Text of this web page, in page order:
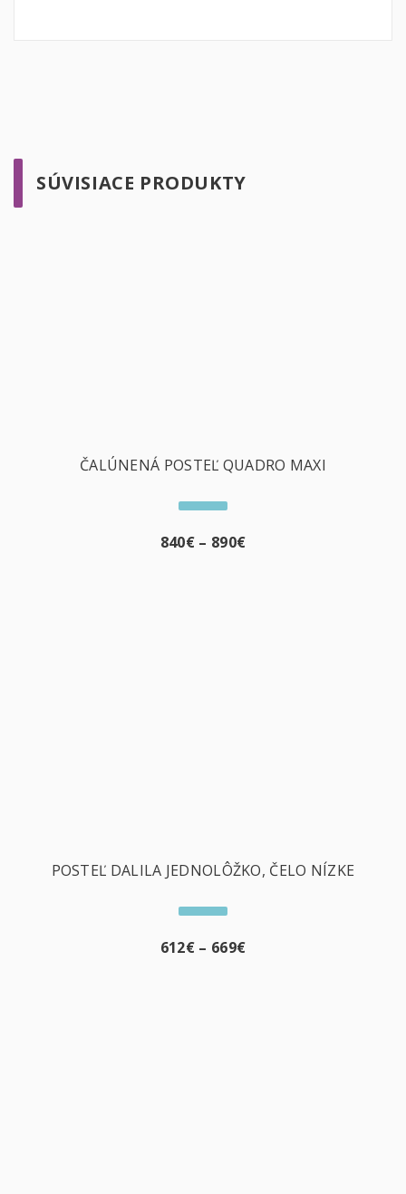
SÚVISIACE PRODUKTY
ČALÚNENÁ POSTEĽ QUADRO MAXI
840€ – 890€
POSTEĽ DALILA JEDNOLÔŽKO, ČELO NÍZKE
612€ – 669€